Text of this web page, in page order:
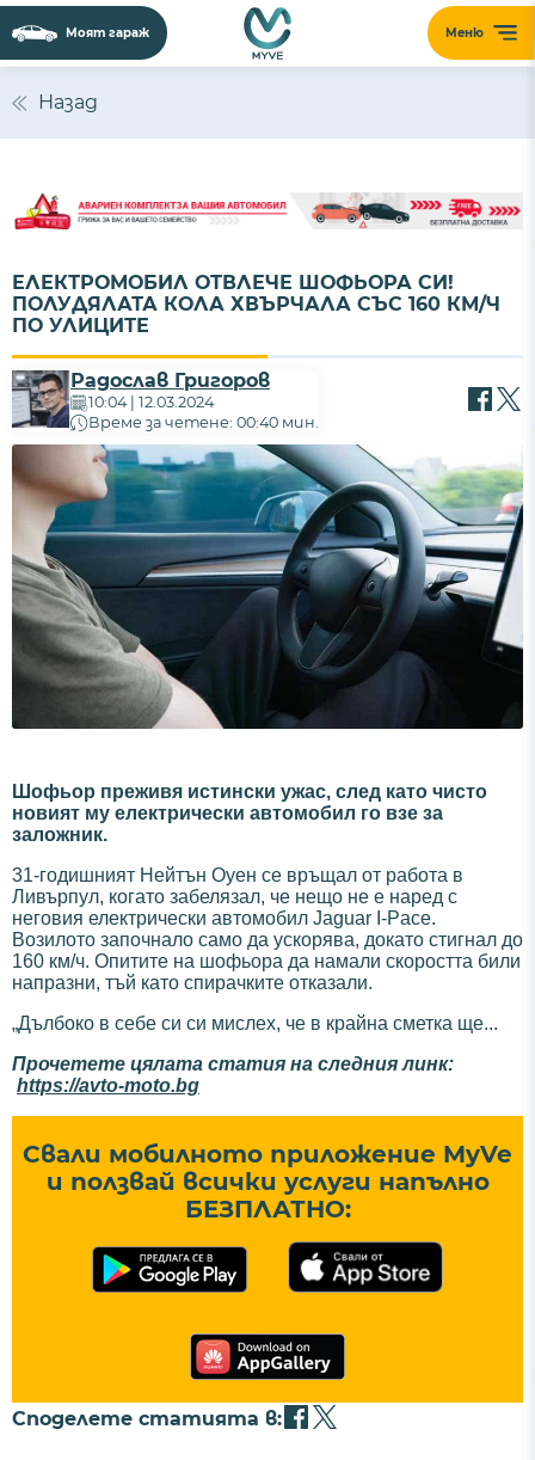
Меню
Моят гараж
Назад
ЕЛЕКТРОМОБИЛ ОТВЛЕЧЕ ШОФЬОРА СИ!
ПОЛУДЯЛАТА КОЛА ХВЪРЧАЛА СЪС 160 КМ/Ч
ПО УЛИЦИТЕ
Радослав Григоров
10:04 | 12.03.2024
Време за четене: 00:40 мин.
Шофьор преживя истински ужас, след като чисто
новият му електрически автомобил го взе за
заложник.
31-годишният Нейтън Оуен се връщал от работа в
Ливърпул, когато забелязал, че нещо не е наред с
неговия електрически автомобил Jaguar I-Pace.
Возилото започнало само да ускорява, докато стигнал до
160 км/ч. Опитите на шофьора да намали скоростта били
напразни, тъй като спирачките отказали.
„Дълбоко в себе си си мислех, че в крайна сметка ще...
Прочетете цялата статия на следния линк:
https://avto-moto.bg
Свали мобилното приложение MyVe
и ползвай всички услуги напълно
БЕЗПЛАТНО:
Споделете статията в: